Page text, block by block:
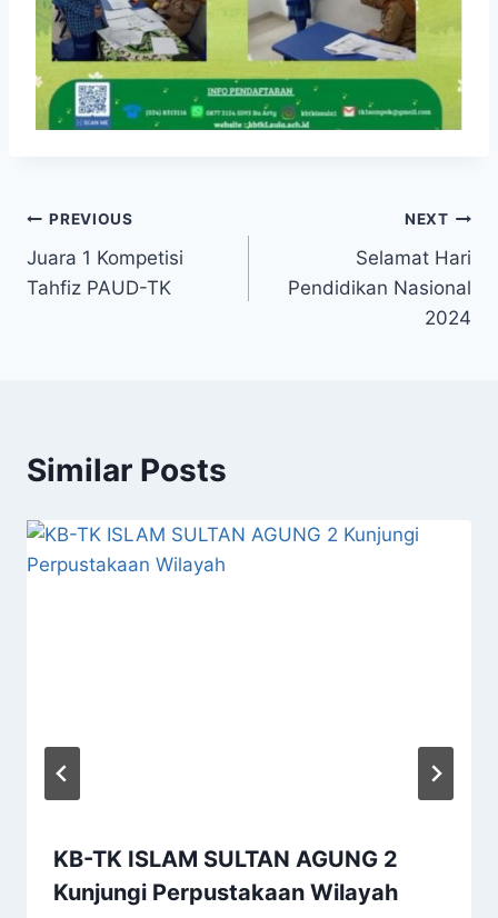
Navigasi
pos
PREVIOUS
Juara 1 Kompetisi
Tahfiz PAUD-TK
NEXT
Selamat Hari
Pendidikan Nasional
2024
Similar Posts
KB-TK ISLAM SULTAN AGUNG 2
Kunjungi Perpustakaan Wilayah